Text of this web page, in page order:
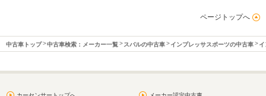
ページトップへ
中古車トップ 中古車検索：メーカー一覧 スバルの中古車 インプレッサスポーツの中古車